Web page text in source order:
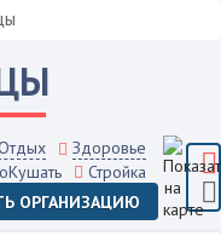
Здоровье
Стройка
ОРГАНИЗАЦИЮ